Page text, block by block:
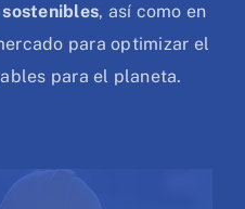
, así como en
para optimizar el
para el planeta.